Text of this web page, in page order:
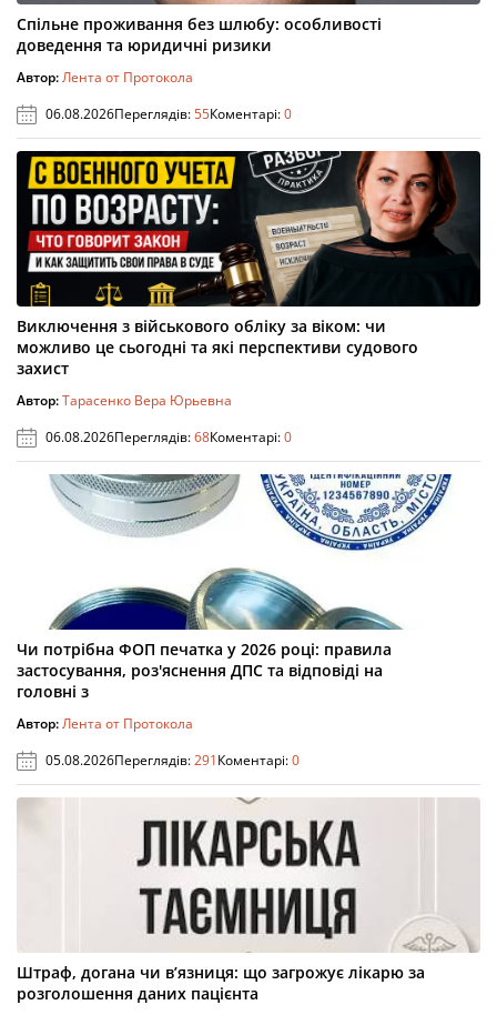
Спільне проживання без шлюбу: особливості
доведення та юридичні ризики
Автор:Лента от Протокола
06.08.2026Переглядів:55Коментарі:0
Виключення з військового обліку за віком: чи
можливо це сьогодні та які перспективи судового
захист
Автор:Тарасенко Вера Юрьевна
06.08.2026Переглядів:68Коментарі:0
Чи потрібна ФОП печатка у 2026 році: правила
застосування, роз'яснення ДПС та відповіді на
головні з
Автор:Лента от Протокола
05.08.2026Переглядів:291Коментарі:0
Штраф, догана чи в’язниця: що загрожує лікарю за
розголошення даних пацієнта